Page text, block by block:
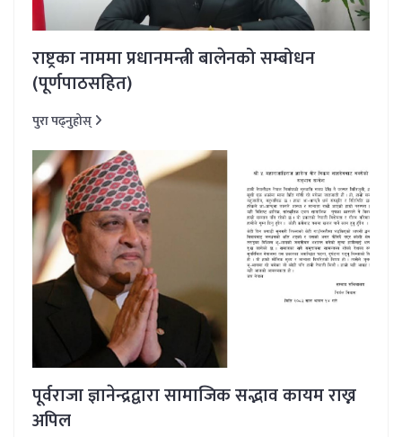
राष्ट्रका नाममा प्रधानमन्त्री बालेनको सम्बोधन
(पूर्णपाठसहित)
पुरा पढ्नुहोस्
पूर्वराजा ज्ञानेन्द्रद्वारा सामाजिक सद्भाव कायम राख्न
अपिल